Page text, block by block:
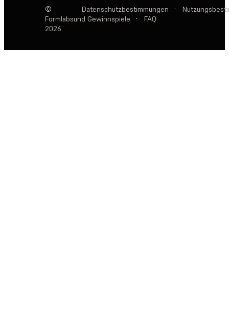
©
Formlabs
2026
Datenschutzbestimmungen ·
und Gewinnspiele
· FAQ